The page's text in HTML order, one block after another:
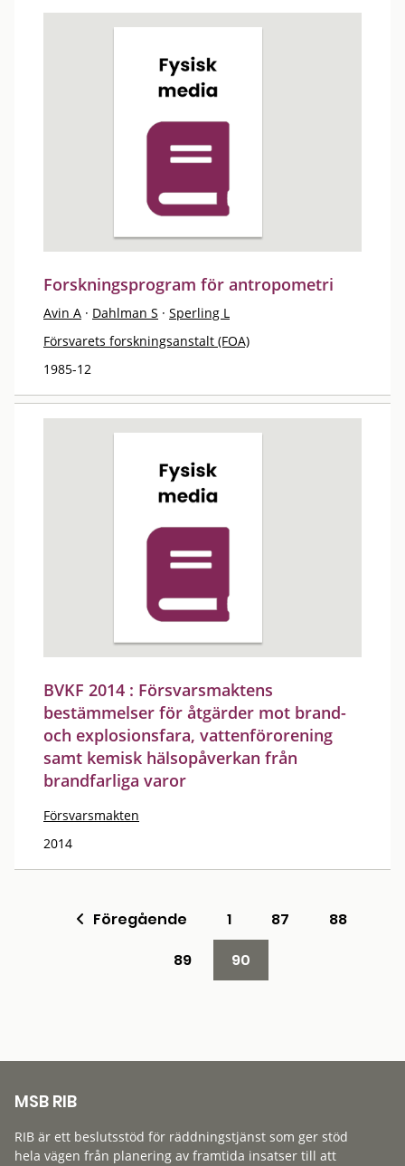
Forskningsprogram för antropometri
Avin A · Dahlman S · Sperling L
Försvarets forskningsanstalt (FOA)
1985-12
BVKF 2014 : Försvarsmaktens
bestämmelser för åtgärder mot brand-
och explosionsfara, vattenförorening
samt kemisk hälsopåverkan från
brandfarliga varor
Försvarsmakten
2014
Föregående 1 87
88
89
90
MSB RIB
RIB är ett beslutsstöd för räddningstjänst som ger stöd
hela vägen från planering av framtida insatser till att